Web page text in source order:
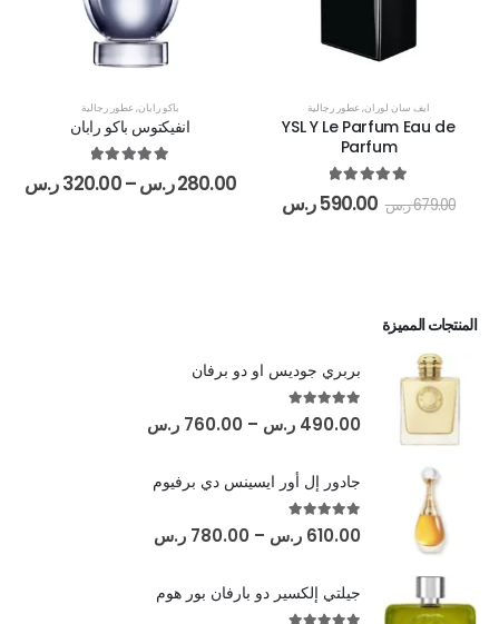
ايف سان لوران,عطور رجالية
YSL Y Le Parfum Eau de
Parfum
679.00ر.س 590.00ر.س
باكو رابان,عطور رجالية
انفيكتوس باكو رابان
280.00ر.س–
320.00ر.س
المنتجات المميزة
بربري جوديس او دو برفان
5.00
out of 5
490.00 ر.س –
760.00 ر.س
جادور إل أور ايسينس دي برفيوم
5.00
out of 5
610.00 ر.س –
780.00 ر.س
جيلتي إلكسير دو بارفان بور هوم